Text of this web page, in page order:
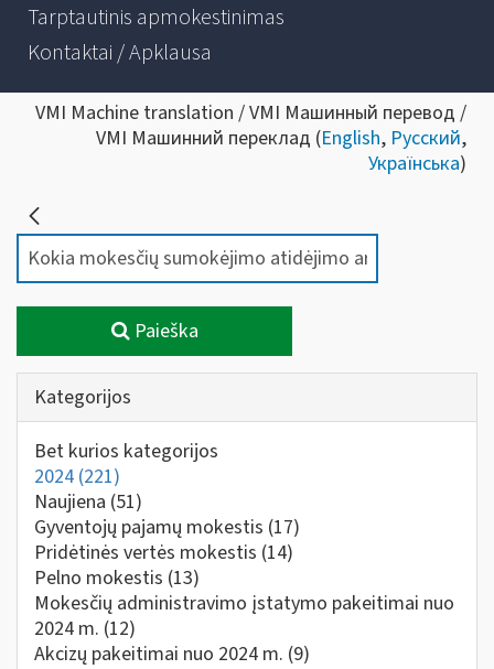
Tarptautinis apmokestinimas
Kontaktai / Apklausa
VMI Machine translation / VMI Машинный перевод /
VMI Машинний переклад (English, Русский,
Українська)
Paieška
Kategorijos
Bet kurios kategorijos
2024 (221)
Naujiena (51)
Gyventojų pajamų mokestis (17)
Pridėtinės vertės mokestis (14)
Pelno mokestis (13)
Mokesčių administravimo įstatymo pakeitimai nuo
2024 m. (12)
Akcizų pakeitimai nuo 2024 m. (9)